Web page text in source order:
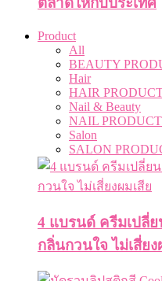
Product
All
BEAUTY
Hair
HAIR
Nail & Beauty
NAIL PRODUCT
Salon
SALON
4 แบรนด์ ครีมเปลี่
กลิ่นกวนใจ ไม่เสี่ยง